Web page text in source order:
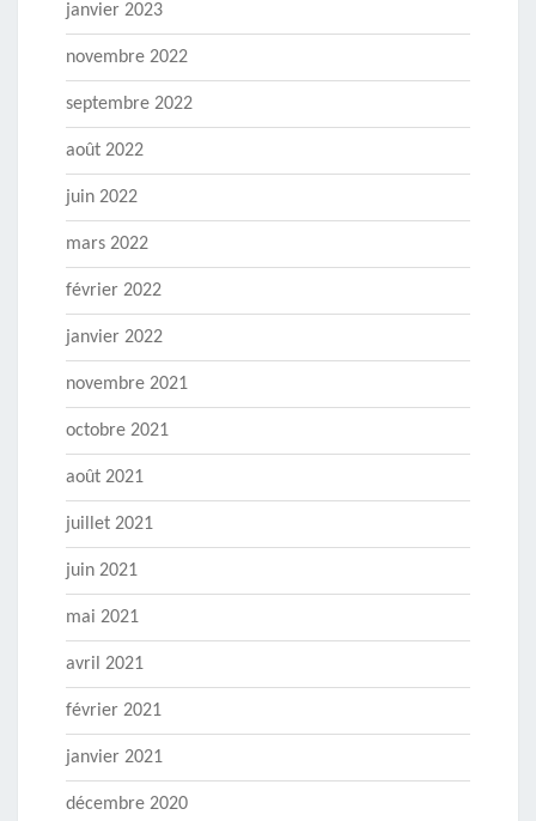
janvier 2023
novembre 2022
septembre 2022
août 2022
juin 2022
mars 2022
février 2022
janvier 2022
novembre 2021
octobre 2021
août 2021
juillet 2021
juin 2021
mai 2021
avril 2021
février 2021
janvier 2021
décembre 2020